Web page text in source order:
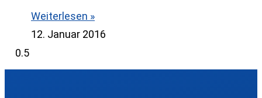
Weiterlesen »
12. Januar 2016